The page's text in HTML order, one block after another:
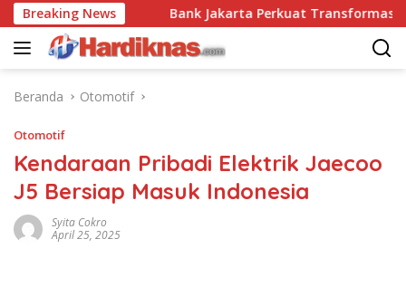
Langsung
ke
konten
Breaking News
Disrupsi Bank Jakarta Perkuat Transformasi
Beranda Otomotif
Otomotif
Kendaraan Pribadi Elektrik Jaecoo
J5 Bersiap Masuk Indonesia
Syita Cokro
April 25, 2025